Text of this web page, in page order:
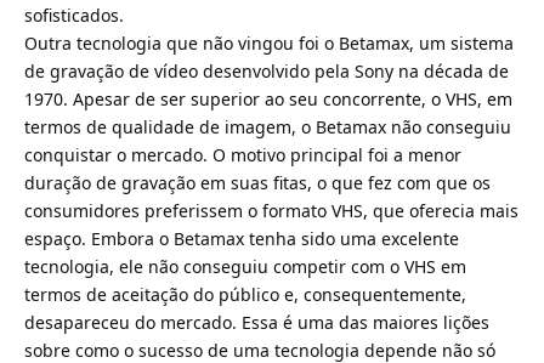
sofisticados.
Outra tecnologia que não vingou foi o Betamax, um sistema
de gravação de vídeo desenvolvido pela Sony na década de
1970. Apesar de ser superior ao seu concorrente, o VHS, em
termos de qualidade de imagem, o Betamax não conseguiu
conquistar o mercado. O motivo principal foi a menor
duração de gravação em suas fitas, o que fez com que os
consumidores preferissem o formato VHS, que oferecia mais
espaço. Embora o Betamax tenha sido uma excelente
tecnologia, ele não conseguiu competir com o VHS em
termos de aceitação do público e, consequentemente,
desapareceu do mercado. Essa é uma das maiores lições
sobre como o sucesso de uma tecnologia depende não só